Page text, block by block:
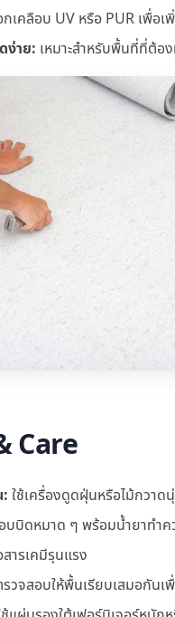
กเคลือบ UV หรือ PUR เพื่อ
ง่าย: เหมาะสำหรับพื้นที่ที่ต้อ
Care
: ใช้เครื่องดูดฝุ่นหรือไม้กวาด
บบิดหมาด ๆ พร้อมน้ำยาทำค
ารเคมีรุนแรง
รวจสอบให้พื้นเรียบเสมอกัน